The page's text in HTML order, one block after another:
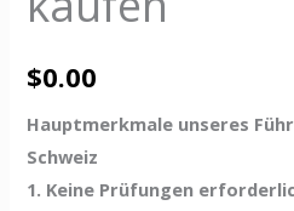
$0.00
Hauptmerkmale unseres
Schweiz
1. Keine Prüfungen